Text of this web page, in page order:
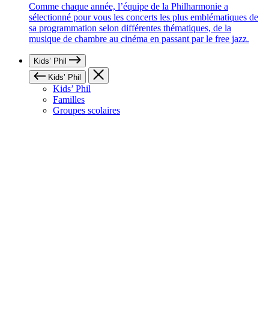
Comme chaque année, l’équipe de la Philharmonie a
sélectionné pour vous les concerts les plus emblématiques de
sa programmation selon différentes thématiques, de la
musique de chambre au cinéma en passant par le free jazz.
Kids’ Phil
Kids’ Phil
Kids’ Phil
Familles
Groupes scolaires